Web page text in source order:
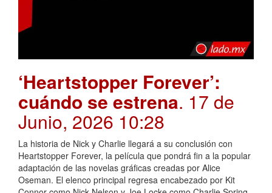
‘Heartstopper Forever’:
cuándo se estrena. 17 de
Junio, 2026 10:28
La historia de Nick y Charlie llegará a su conclusión con
Heartstopper Forever, la película que pondrá fin a la popular
adaptación de las novelas gráficas creadas por Alice
Oseman. El elenco principal regresa encabezado por Kit